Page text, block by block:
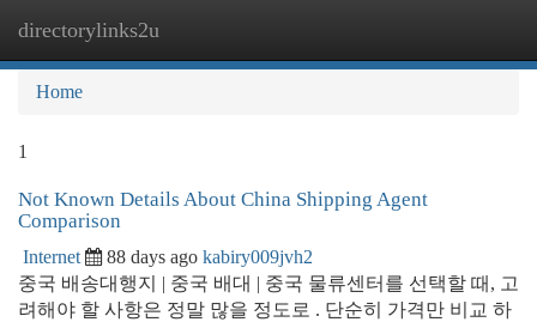
directorylinks2u
Home
1
Not Known Details About China Shipping Agent
Comparison
Internet 88 days ago kabiry009jvh2
중국 배송대행지 | 중국 배대 | 중국 물류센터를 선택할 때, 고
려해야 할 사항은 정말 많을 정도로 . 단순히 가격만 비교 하